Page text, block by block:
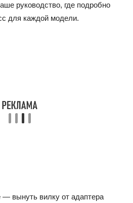
руководство, где подробно
для каждой модели.
вынуть вилку от адаптера